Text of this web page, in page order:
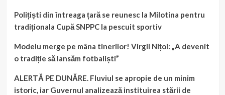
Polițiști din întreaga țară se reunesc la Milotina pentru
tradiționala Cupă SNPPC la pescuit sportiv
Modelu merge pe mâna tinerilor! Virgil Nițoi: „A devenit
o tradiție să lansăm fotbaliști”
ALERTĂ PE DUNĂRE. Fluviul se apropie de un minim
istoric, iar Guvernul analizează instituirea stării de